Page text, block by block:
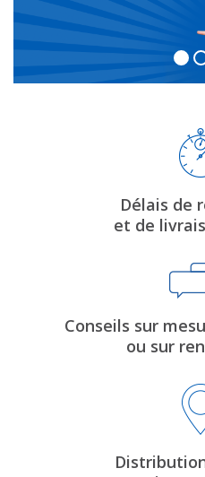
Délais de
et de
Conseils sur
ou sur